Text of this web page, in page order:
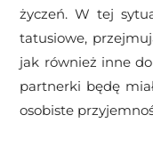
życzeń. W tej
tatusiowe,
jak również inne
partnerki będę
osobiste